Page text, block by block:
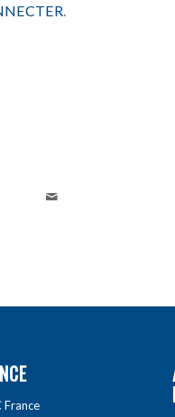
France